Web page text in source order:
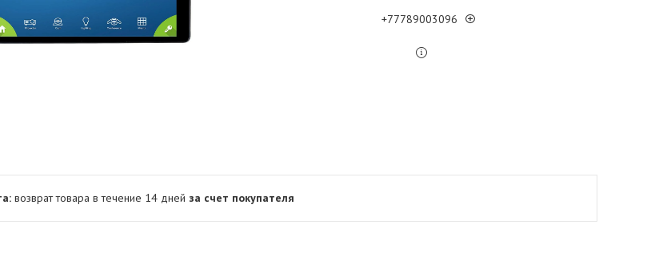
+77789003096
возврат товара в течение 14 дней за счет покупателя